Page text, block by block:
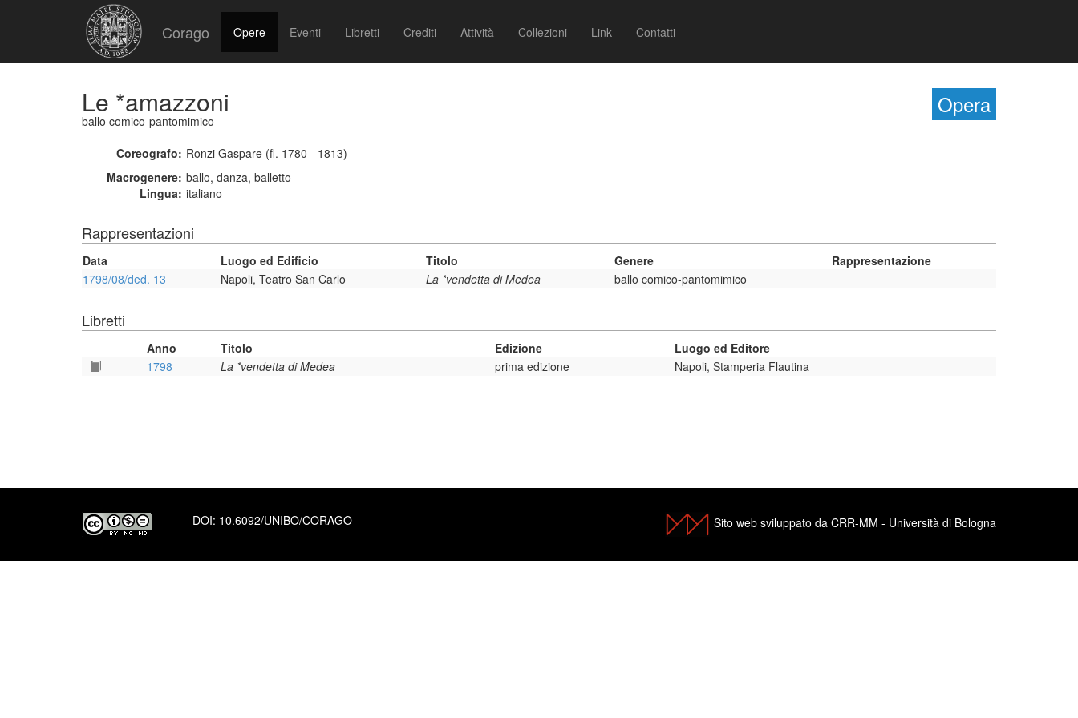
Corago Opere Eventi Libretti Crediti Attività Collezioni Link Contatti
Opera
Le *amazzoni
ballo comico-pantomimico
Coreografo: Ronzi Gaspare (fl. 1780 - 1813)
Macrogenere: ballo, danza, balletto
Lingua: italiano
Rappresentazioni
Data Luogo ed Edificio Titolo Genere
Rappresentazione
1798/08/ded. 13
Napoli, Teatro San Carlo La *vendetta di Medea ballo comico-pantomimico
Libretti
Anno Titolo Edizione
Luogo ed Editore
1798
La *vendetta di Medea prima edizione Napoli, Stamperia Flautina
DOI: 10.6092/UNIBO/CORAGO Sito web sviluppato da CRR-MM - Università di Bologna